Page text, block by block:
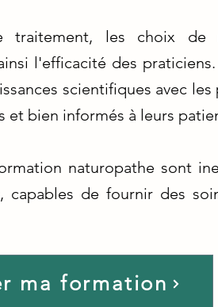
traitement, les choix de
l'efficacité des
scientifiques avec
et bien informés à leurs
naturopathe sont
capables de fournir des
ma formation